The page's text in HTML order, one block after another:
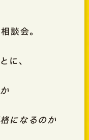
談会。
に、
になるのか